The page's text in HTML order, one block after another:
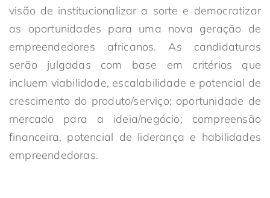
visão de institucionalizar a sorte e democratizar
as oportunidades para uma nova geração de
empreendedores africanos. As candidaturas
serão julgadas com base em critérios que
incluem viabilidade, escalabilidade e potencial de
crescimento do produto/serviço; oportunidade de
mercado para a ideia/negócio; compreensão
financeira, potencial de liderança e habilidades
empreendedoras.